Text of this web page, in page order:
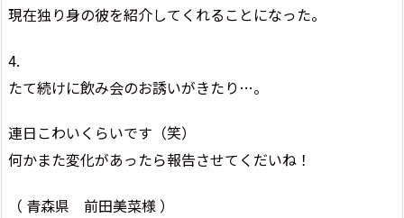
現在独り身の彼を紹介してくれることになった。
4.
たて続けに飲み会のお誘いがきたり…。
連日こわいくらいです（笑）
何かまた変化があったら報告させてくだいね！
（ 青森県 前田美菜様 ）